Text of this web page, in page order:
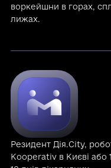
воркейшни в горах,
лижах.
Резидент Дія.City,
Kooperativ в Києві або